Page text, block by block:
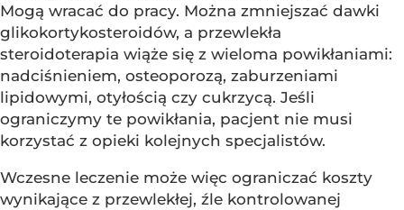
Mogą wracać do pracy. Można zmniejszać dawki
glikokortykosteroidów, a przewlekła
steroidoterapia wiąże się z wieloma powikłaniami:
nadciśnieniem, osteoporozą, zaburzeniami
lipidowymi, otyłością czy cukrzycą. Jeśli
ograniczymy te powikłania, pacjent nie musi
korzystać z opieki kolejnych specjalistów.
Wczesne leczenie może więc ograniczać koszty
wynikające z przewlekłej, źle kontrolowanej